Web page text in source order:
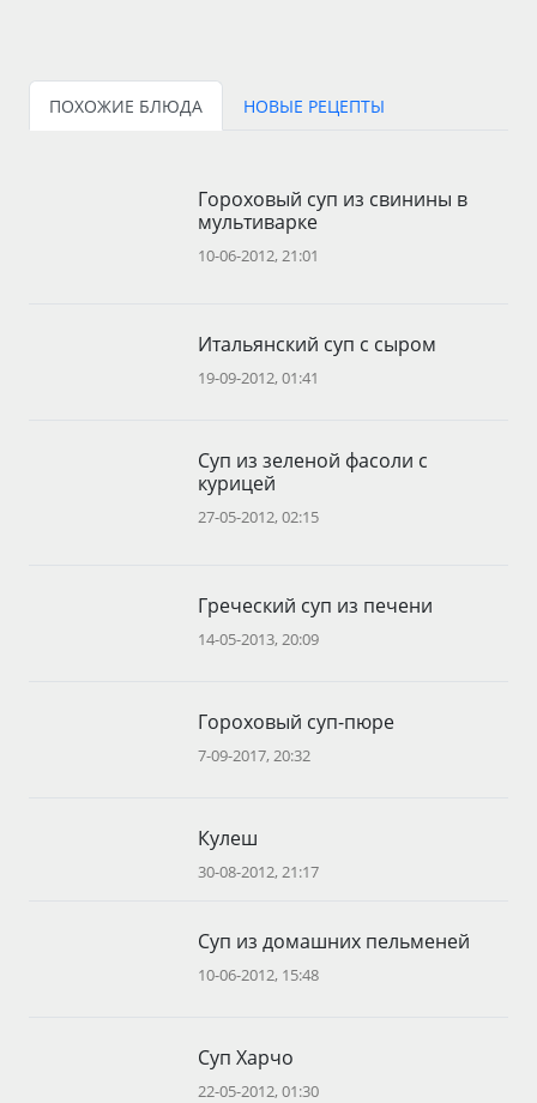
ПОХОЖИЕ БЛЮДА НОВЫЕ РЕЦЕПТЫ
Гороховый суп из свинины в
мультиварке
10-06-2012, 21:01
Итальянский суп с сыром
19-09-2012, 01:41
Суп из зеленой фасоли с
курицей
27-05-2012, 02:15
Греческий суп из печени
14-05-2013, 20:09
Гороховый суп-пюре
7-09-2017, 20:32
Кулеш
30-08-2012, 21:17
Суп из домашних пельменей
10-06-2012, 15:48
Суп Харчо
22-05-2012, 01:30